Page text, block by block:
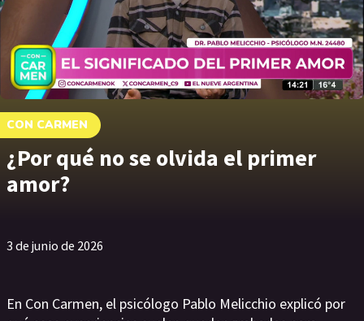
CON CARMEN
¿Por qué no se olvida el primer
amor?
3 de junio de 2026
En Con Carmen, el psicólogo Pablo Melicchio explicó por